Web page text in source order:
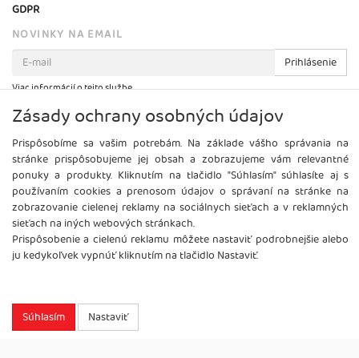
GDPR
NOVINKY NA EMAIL
Prihlásenie
Viac informácií o tejto službe
Copyright2026 ©Brel, s.r.o.
Zásady ochrany osobných údajov
Prispôsobíme sa vašim potrebám. Na základe vášho správania na
stránke prispôsobujeme jej obsah a zobrazujeme vám relevantné
ponuky a produkty. Kliknutím na tlačidlo "Súhlasím" súhlasíte aj s
používaním cookies a prenosom údajov o správaní na stránke na
zobrazovanie cielenej reklamy na sociálnych sieťach a v reklamných
sieťach na iných webových stránkach.
Prispôsobenie a cielenú reklamu môžete nastaviť podrobnejšie alebo
ju kedykoľvek vypnúť kliknutím na tlačidlo Nastaviť.
Súhlasím Nastaviť